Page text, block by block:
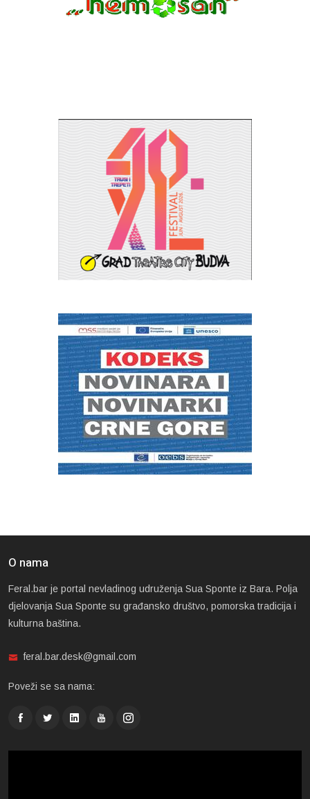
O nama
Feral.bar je portal nevladinog udruženja Sua Sponte iz Bara. Polja
djelovanja Sua Sponte su građansko društvo, pomorska tradicija i
kulturna baština.
feral.bar.desk@gmail.com
Poveži se sa nama: